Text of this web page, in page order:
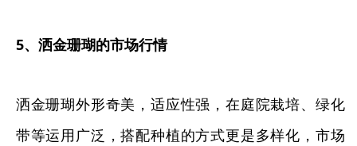
5、洒金珊瑚的市场行情
洒金珊瑚外形奇美，适应性强，在庭院栽培、绿化
带等运用广泛，搭配种植的方式更是多样化，市场